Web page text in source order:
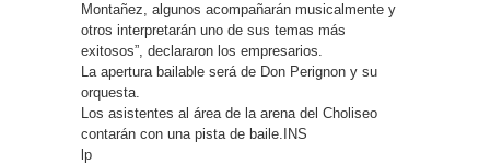
Montañez, algunos acompañarán musicalmente y
otros interpretarán uno de sus temas más
exitosos”, declararon los empresarios.
La apertura bailable será de Don Perignon y su
orquesta.
Los asistentes al área de la arena del Choliseo
contarán con una pista de baile.INS
lp